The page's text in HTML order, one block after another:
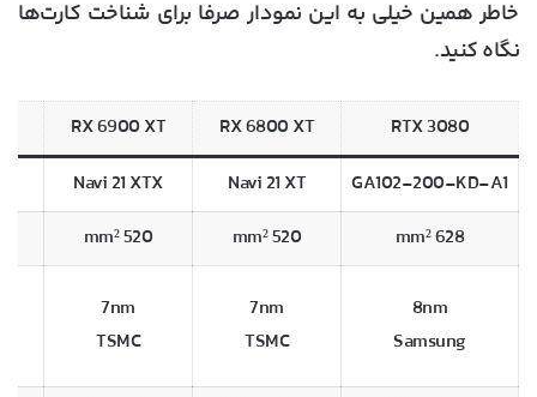
خاطر همین خیلی به این نمودار صرفا برای شناخت کارت‌ها
نگاه کنید.
RTX 3080
RX 6800 XT
RX 6900 XT
GA102-200-KD-A1
Navi 21 XT
Navi 21 XTX
628 mm²
520 mm²
520 mm²
8nm
Samsung
7nm
TSMC
7nm
TSMC